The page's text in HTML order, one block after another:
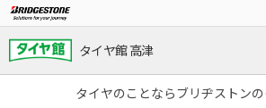
タイヤ館 高津
タイヤのことならブリヂストン